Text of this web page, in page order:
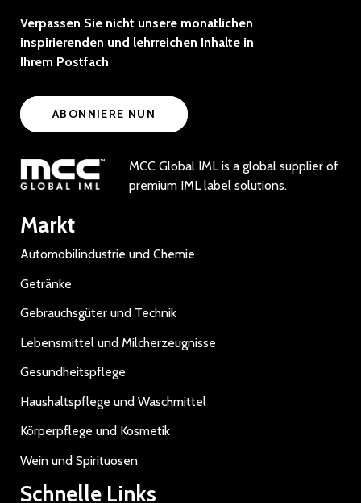
Verpassen Sie nicht unsere monatlichen
inspirierenden und lehrreichen Inhalte in
Ihrem Postfach
ABONNIERE NUN
MCC Global IML is a global supplier of
premium IML label solutions.
Markt
Automobilindustrie und Chemie
Getränke
Gebrauchsgüter und Technik
Lebensmittel und Milcherzeugnisse
Gesundheitspflege
Haushaltspflege und Waschmittel
Körperpflege und Kosmetik
Wein und Spirituosen
Schnelle Links